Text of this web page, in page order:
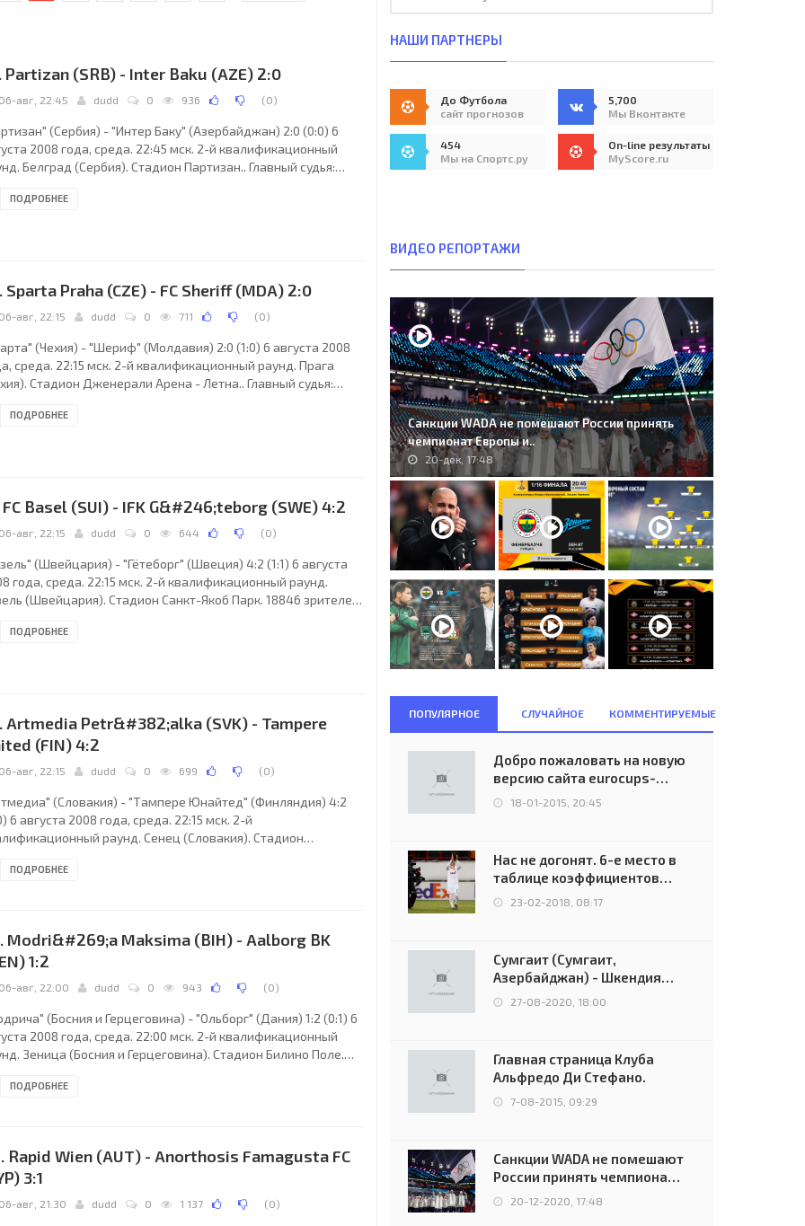
Partizan (SRB) - Inter Baku (AZE) 2:0
06-авг, 22:45 dudd 0 936 (0)
(Сербия) - "Интер Баку" (Азербайджан) 2:0 (0:0) 6
2008 года, среда. 22:45 мск. 2-й квалификационный
Белград (Сербия). Стадион Партизан.. Главный судья:
Божович, Срдан Кнежевич, Иван Стеванович, Ненад
ПОДРОБНЕЕ
Sparta Praha (CZE) - FC Sheriff (MDA) 2:0
06-авг, 22:15 dudd 0 711 (0)
(Чехия) - "Шериф" (Молдавия) 2:0 (1:0) 6 августа 2008
среда. 22:15 мск. 2-й квалификационный раунд. Прага
Стадион Дженерали Арена - Летна.. Главный судья:
Петр Воришек, Томаш Ржепка, Штепан Кучера, Михал
ПОДРОБНЕЕ
FC Basel (SUI) - IFK G&#246;teborg (SWE) 4:2
06-авг, 22:15 dudd 0 644 (0)
(Швейцария) - "Гётеборг" (Швеция) 4:2 (1:1) 6 августа
года, среда. 22:15 мск. 2-й квалификационный раунд.
(Швейцария). Стадион Санкт-Якоб Парк. 18846 зрителей
"Базель": Франко Костанцо, Рето Дзанни, Давид
ПОДРОБНЕЕ
Artmedia Petr&#382;alka (SVK) - Tampere
(FIN) 4:2
06-авг, 22:15 dudd 0 699 (0)
(Словакия) - "Тампере Юнайтед" (Финляндия) 4:2
6 августа 2008 года, среда. 22:15 мск. 2-й
раунд. Сенец (Словакия). Стадион
"Артмедиа": Любош Каменар, Корнел Салата,
Юрай Галенар, Юрай Пирошка. Главный тренер -
Вайсс.
ПОДРОБНЕЕ
Modri&#269;a Maksima (BIH) - Aalborg BK
1:2
06-авг, 22:00 dudd 0 943 (0)
(Босния и Герцеговина) - "Ольборг" (Дания) 1:2 (0:1) 6
2008 года, среда. 22:00 мск. 2-й квалификационный
Зеница (Босния и Герцеговина). Стадион Билино Поле.
(Герне, Германия). "Модрича": Эмир Хаджидулбич,
Владимир Милькович
ПОДРОБНЕЕ
Rapid Wien (AUT) - Anorthosis Famagusta FC
3:1
06-авг, 21:30 dudd 0 1 137 (0)
НАШИ ПАРТНЕРЫ
До Футбола
сайт прогнозов
5,700
Мы Вконтакте
454
Мы на Спортс.ру
On-line результаты
MyScore.ru
ВИДЕО РЕПОРТАЖИ
Санкции WADA не помешают России принять
чемпионат Европы и..
20-дек, 17:48
ПОПУЛЯРНОЕ СЛУЧАЙНОЕ КОММЕНТИРУЕМЫЕ
Добро пожаловать на новую
версию сайта eurocups-
uefa.ru
18-01-2015, 20:45
Нас не догонят. 6-е место в
таблице коэффициентов
УЕФА остаётся за Россией
23-02-2018, 08:17
Сумгаит (Сумгаит,
Азербайджан) - Шкендия
(Тетово, Северная
Македония) - 0:2 (0:0)
27-08-2020, 18:00
Главная страница Клуба
Альфредо Ди Стефано.
7-08-2015, 09:29
Санкции WADA не помешают
России принять чемпионат
Европы и финал Лиги
чемпионов.
20-12-2020, 17:48